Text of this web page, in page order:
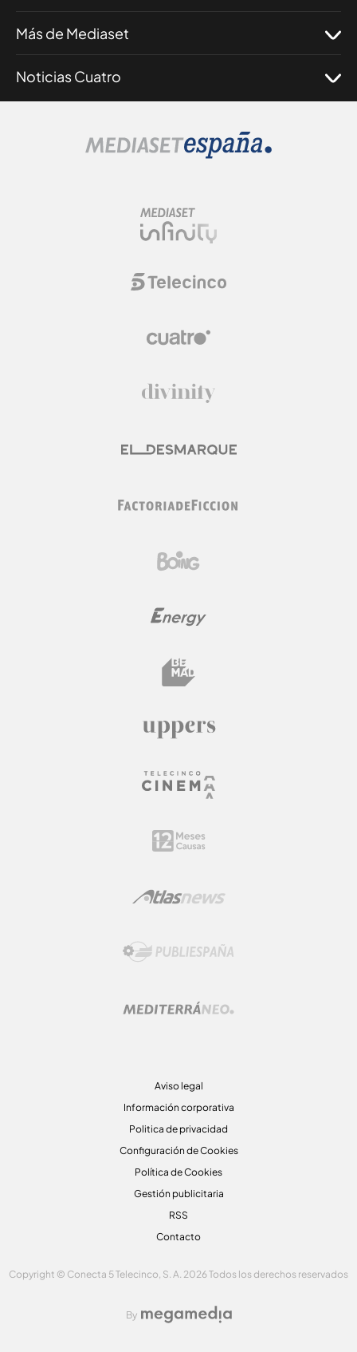
Más de Mediaset
Noticias Cuatro
Aviso legal
Información corporativa
Politica de privacidad
Configuración de Cookies
Política de Cookies
Gestión publicitaria
RSS
Contacto
Copyright © Conecta 5 Telecinco, S. A. 2026 Todos los derechos reservados
By